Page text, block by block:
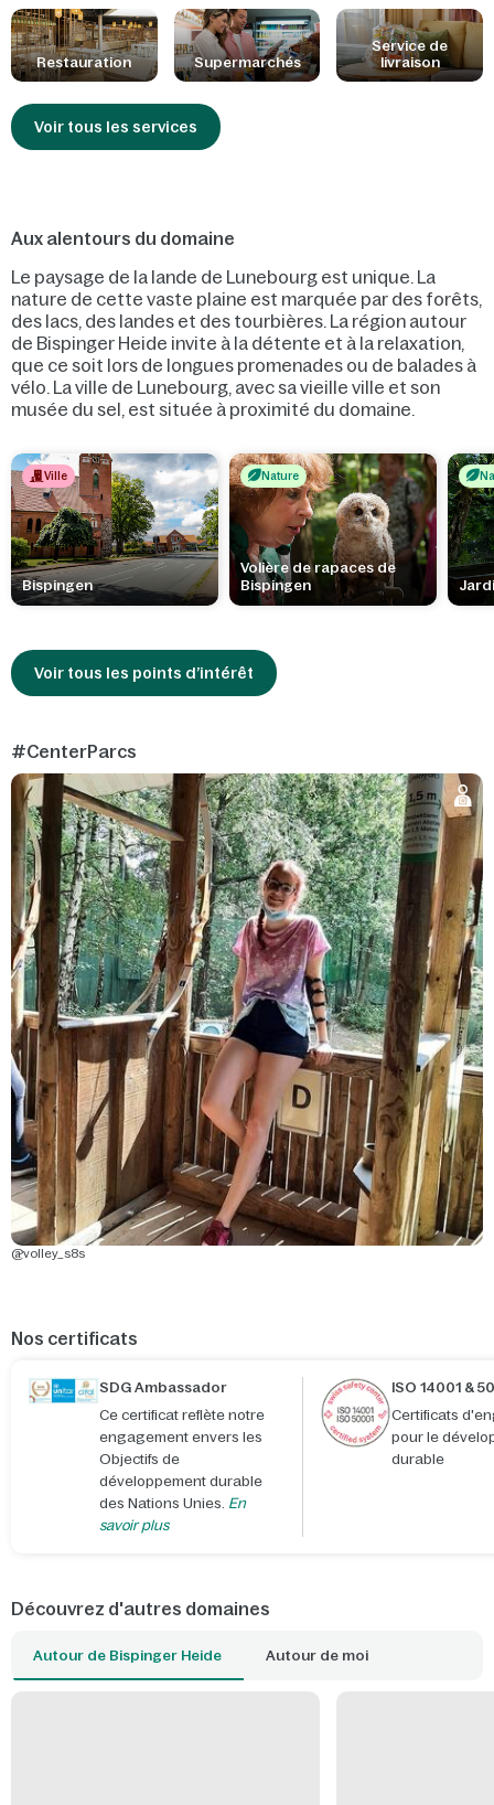
bien laissez-nous vous livrer une pizza ou le petit déjeuner !
Restauration Supermarchés
Service de
livraison
Voir tous les services
Aux alentours du domaine
Le paysage de la lande de Lunebourg est unique. La
nature de cette vaste plaine est marquée par des forêts,
des lacs, des landes et des tourbières. La région autour
de Bispinger Heide invite à la détente et à la relaxation,
que ce soit lors de longues promenades ou de balades à
vélo. La ville de Lunebourg, avec sa vieille ville et son
musée du sel, est située à proximité du domaine.
Ville
Bispingen
Nature
Volière de rapaces de
Bispingen
Voir tous les points d’intérêt
#CenterParcs
@volley_s8s
Nos certificats
SDG Ambassador
Ce certificat reflète notre
engagement envers les
Objectifs de
développement durable
des Nations Unies. En
savoir plus
ISO 14001 &
Certificats
pour le
durable
Découvrez d'autres domaines
Autour de Bispinger Heide Autour de moi